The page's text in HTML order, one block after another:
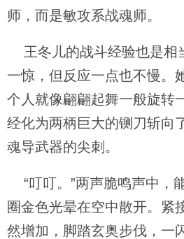
师，而是敏攻系战魂师。
王冬儿的战斗经验也是相
一惊，但反应一点也不慢。
个人就像翩翩起舞一般旋转
经化为两柄巨大的铡刀斩向
魂导武器的尖刺。
“叮叮。”两声脆鸣声中，
圈金色光晕在空中散开。紧
然增加，脚踏玄奥步伐，一